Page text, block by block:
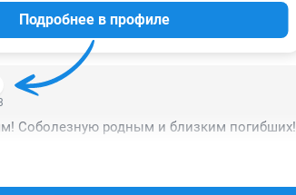
1
Подробнее в профиле
Соболезную родным и близким погибших!